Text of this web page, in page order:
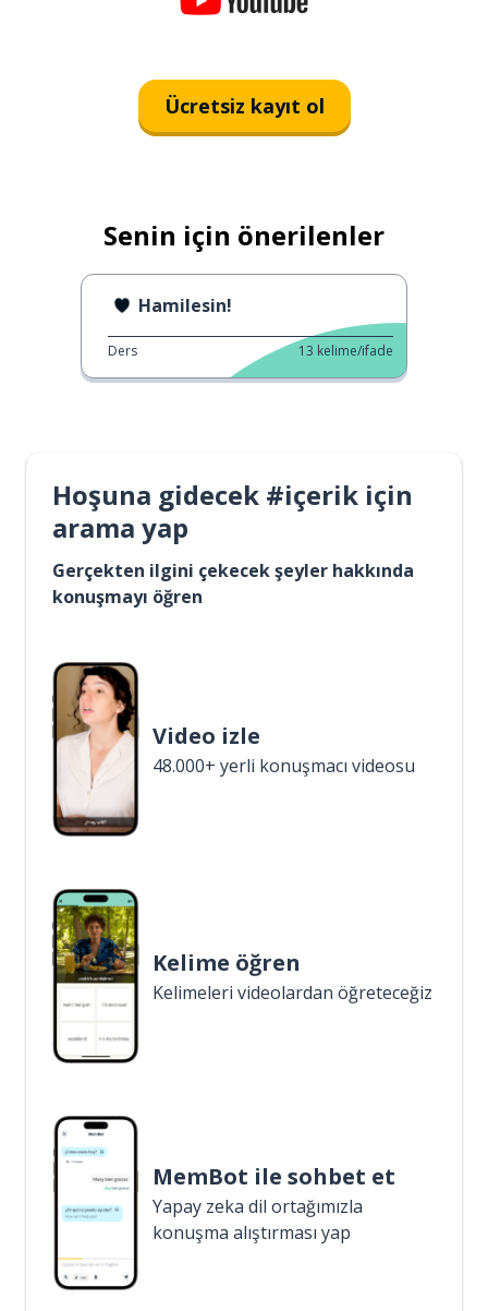
Ücretsiz kayıt ol
Senin için önerilenler
Hamilesin!
Ders 13 kelime/ifade
Hoşuna gidecek #içerik için
arama yap
Gerçekten ilgini çekecek şeyler hakkında
konuşmayı öğren
Video izle
48.000+ yerli konuşmacı videosu
Kelime öğren
Kelimeleri videolardan öğreteceğiz
MemBot ile sohbet et
Yapay zeka dil ortağımızla
konuşma alıştırması yap